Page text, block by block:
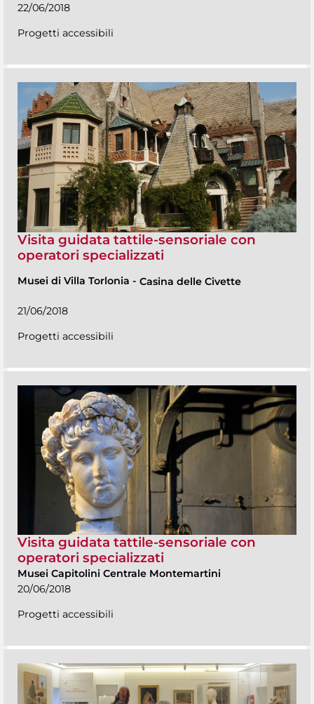
22/06/2018
Progetti accessibili
Visita guidata tattile-sensoriale con
operatori specializzati
Musei di Villa Torlonia - Casina delle Civette
21/06/2018
Progetti accessibili
Visita guidata tattile-sensoriale con
operatori specializzati
Musei Capitolini Centrale Montemartini
20/06/2018
Progetti accessibili